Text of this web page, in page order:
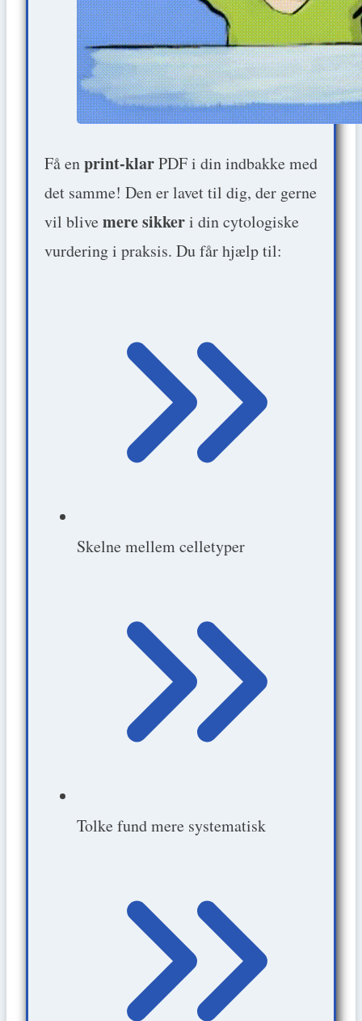
Få enprint-klarPDF i din indbakke med
det samme! Den er lavet til dig, der gerne
vil blivemere sikkeri din cytologiske
vurdering i praksis. Du får hjælp til:
Skelne mellem celletyper
Tolke fund mere systematisk